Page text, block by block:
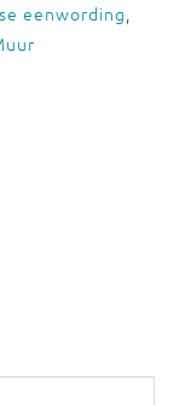
eenwording,